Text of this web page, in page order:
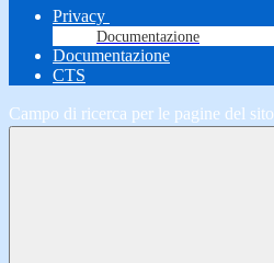
Privacy
Documentazione
Documentazione
CTS
Campo di ricerca per le pagine del sito